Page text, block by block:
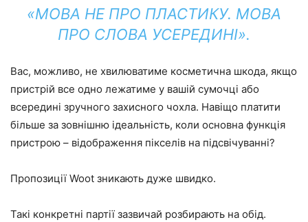
«МОВА НЕ ПРО ПЛАСТИКУ. МОВА
ПРО СЛОВА УСЕРЕДИНІ».
Вас, можливо, не хвилюватиме косметична шкода, якщо
пристрій все одно лежатиме у вашій сумочці або
всередині зручного захисного чохла. Навіщо платити
більше за зовнішню ідеальність, коли основна функція
пристрою – відображення пікселів на підсвічуванні?
Пропозиції Woot зникають дуже швидко.
Такі конкретні партії зазвичай розбирають на обід.